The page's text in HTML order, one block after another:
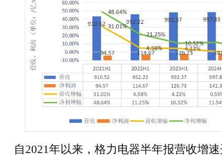
自2021年以来，格力电器半年报营收增